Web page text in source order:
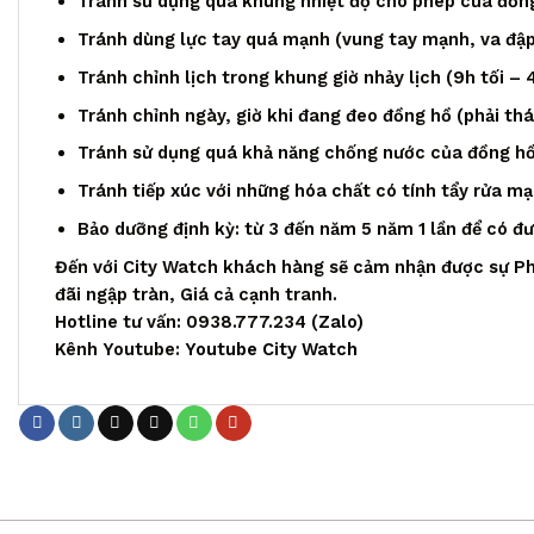
Tránh dùng lực tay quá mạnh (vung tay mạnh, va
Tránh chỉnh lịch trong khung giờ nhảy lịch (9h tối –
Tránh chỉnh ngày, giờ khi đang đeo đồng hồ (phải
Tránh sử dụng quá khả năng chống nước của đồng
Tránh tiếp xúc với những hóa chất có tính tẩy rửa
Bảo dưỡng định kỳ: từ 3 đến năm 5 năm 1 lần để có
Đến với City Watch khách hàng sẽ cảm nhận được sự
đãi ngập tràn, Giá cả cạnh tranh.
Hotline tư vấn: 0938.777.234 (Zalo)
Kênh Youtube: Youtube City Watch